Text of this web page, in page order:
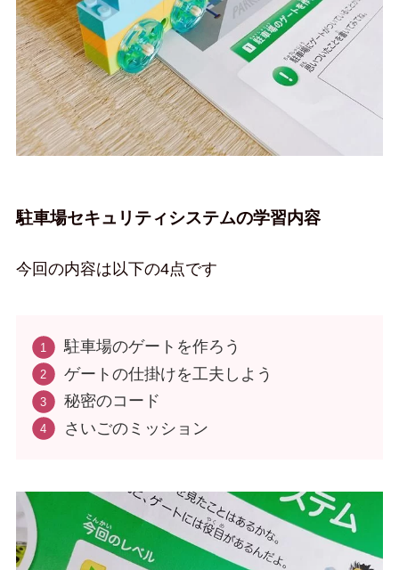
駐車場セキュリティシステムの学習内容
今回の内容は以下の4点です
駐車場のゲートを作ろう
ゲートの仕掛けを工夫しよう
秘密のコード
さいごのミッション